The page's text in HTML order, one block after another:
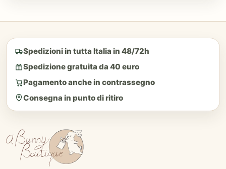
Spedizioni in tutta Italia in 48/72h
Spedizione gratuita da 40 euro
Pagamento anche in contrassegno
Consegna in punto di ritiro